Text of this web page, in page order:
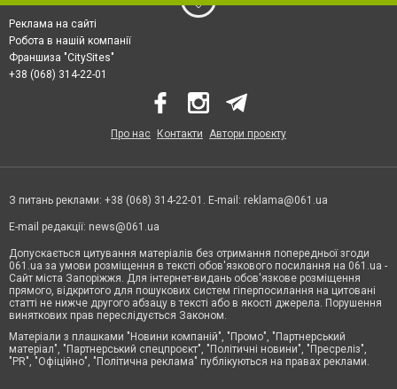
Реклама на сайті
Робота в нашій компанії
Франшиза "CitySites"
+38 (068) 314-22-01
Про нас Контакти Автори проєкту
З питань реклами: +38 (068) 314-22-01. E-mail: reklama@061.ua
E-mail редакції: news@061.ua
Допускається цитування матеріалів без отримання попередньої згоди
061.ua за умови розміщення в тексті обов'язкового посилання на 061.ua -
Сайт міста Запоріжжя. Для інтернет-видань обов'язкове розміщення
прямого, відкритого для пошукових систем гіперпосилання на цитовані
статті не нижче другого абзацу в тексті або в якості джерела. Порушення
виняткових прав переслідується Законом.
Матеріали з плашками "Новини компаній", "Промо", "Партнерський
матеріал", "Партнерський спецпроєкт", "Політичні новини", "Пресреліз",
"PR", "Офіційно", "Політична реклама" публікуються на правах реклами.